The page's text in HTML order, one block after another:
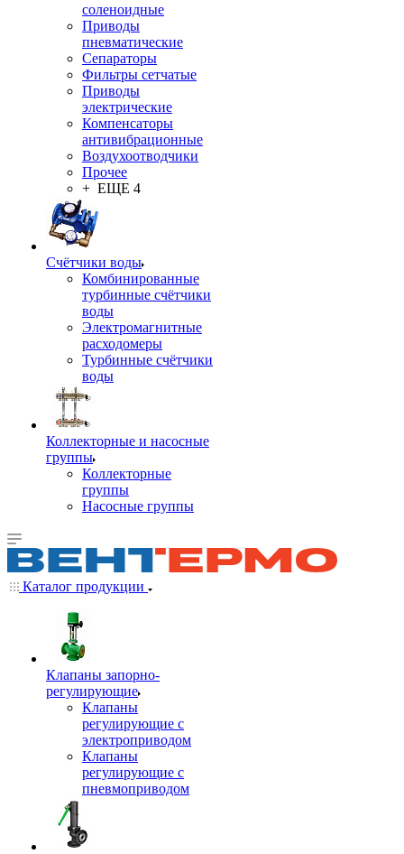
соленоидные
Приводы
пневматические
Сепараторы
Фильтры сетчатые
Приводы
электрические
Компенсаторы
антивибрационные
Воздухоотводчики
Прочее
+ ЕЩЕ 4
Счётчики воды
Комбинированные
турбинные счётчики
воды
Электромагнитные
расходомеры
Турбинные счётчики
воды
Коллекторные и насосные
группы
Коллекторные
группы
Насосные группы
Каталог продукции
Клапаны запорно-
регулирующие
Клапаны
регулирующие с
электроприводом
Клапаны
регулирующие с
пневмоприводом